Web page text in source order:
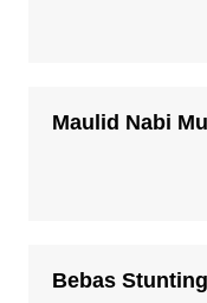
Maulid Nabi
Bebas Stunting